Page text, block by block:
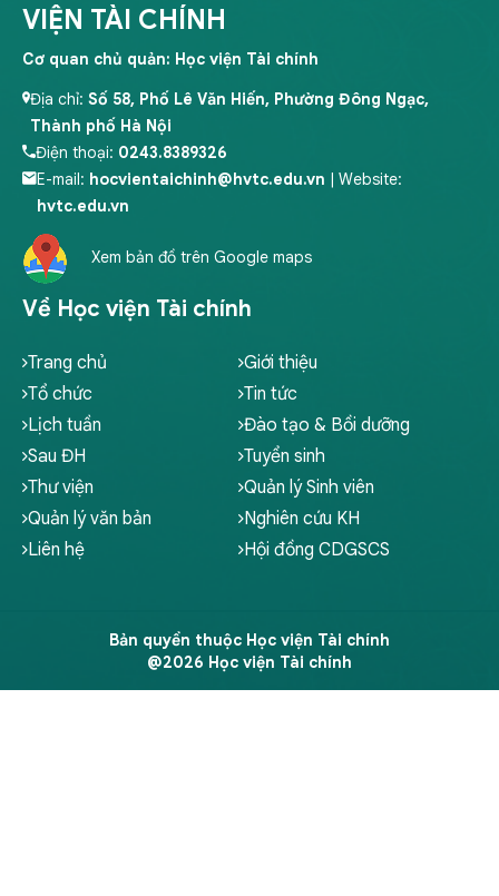
Về Học viện Tài chính
Trang chủ
Giới thiệu
Tổ chức
Tin tức
Lịch tuần
Đào tạo & Bồi dưỡng
Sau ĐH
Tuyển sinh
Thư viện
Quản lý Sinh viên
Quản lý văn bản
Nghiên cứu KH
Liên hệ
Hội đồng CDGSCS
VIỆN TÀI CHÍNH
Cơ quan chủ quản: Học viện Tài chính
Địa chỉ: Số 58, Phố Lê Văn Hiến, Phường Đông Ngạc,
Thành phố Hà Nội
Điện thoại: 0243.8389326
E-mail: hocvientaichinh@hvtc.edu.vn
| Website:
hvtc.edu.vn
Xem bản đồ trên Google maps
Bản quyền thuộc Học viện Tài chính
@2026 Học viện Tài chính